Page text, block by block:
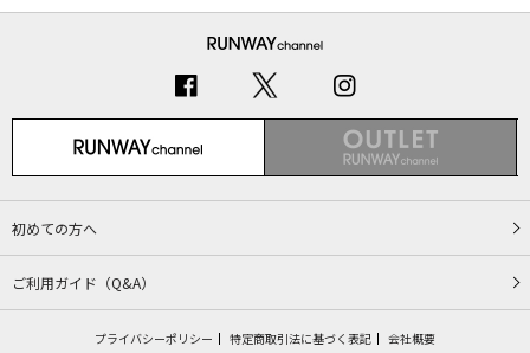
初めての方へ
ご利用ガイド（Q&A）
プライバシーポリシー 特定商取引法に基づく表記 会社概要